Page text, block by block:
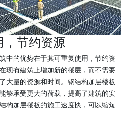
节约资源
中的优势在于其可重复使用，节约资
现有建筑上增加新的楼层，而不需要
大量的资源和时间。钢结构加层楼板
够承受更大的荷载，提高了建筑的安
构加层楼板的施工速度快，可以缩短